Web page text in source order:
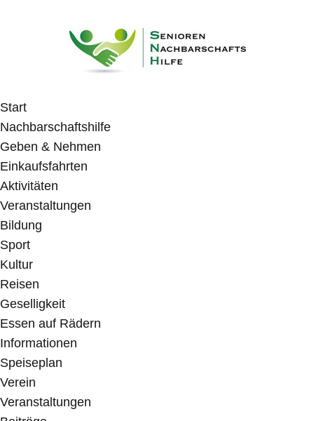
Start
Nachbarschaftshilfe
Geben & Nehmen
Einkaufsfahrten
Aktivitäten
Veranstaltungen
Bildung
Sport
Kultur
Reisen
Geselligkeit
Essen auf Rädern
Informationen
Speiseplan
Verein
Veranstaltungen